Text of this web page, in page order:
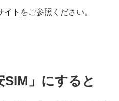
イト をご参照ください。
」にすると